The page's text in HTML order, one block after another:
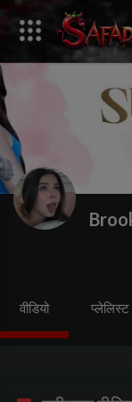
वीडियो प्लेलिस्ट